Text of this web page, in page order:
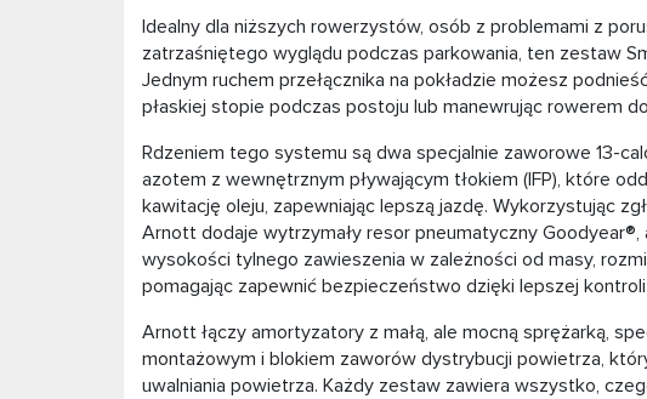
Idealny dla niższych rowerzystów, osób z problemami z
zatrzaśniętego wyglądu podczas parkowania, ten zestaw
Jednym ruchem przełącznika na pokładzie możesz
płaskiej stopie podczas postoju lub manewrując rowerem
Rdzeniem tego systemu są dwa specjalnie zaworowe 13-
azotem z wewnętrznym pływającym tłokiem (IFP), które
kawitację oleju, zapewniając lepszą jazdę. Wykorzystując
Arnott dodaje wytrzymały resor pneumatyczny
wysokości tylnego zawieszenia w zależności od masy,
pomagając zapewnić bezpieczeństwo dzięki lepszej
Arnott łączy amortyzatory z małą, ale mocną sprężarką,
montażowym i blokiem zaworów dystrybucji powietrza,
uwalniania powietrza. Każdy zestaw zawiera wszystko,